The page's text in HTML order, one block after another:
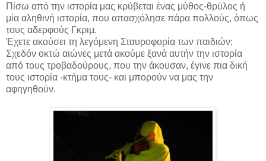
Πίσω από την ιστορία μας κρύβεται ένας μύθος-θρύλος ή
μία αληθινή ιστορία, που απασχόλησε πάρα πολλούς, όπως
τους αδερφούς Γκριμ.
Έχετε ακούσει τη λεγόμενη Σταυροφορία των παιδιών;
Σχεδόν οκτώ αιώνες μετά ακούμε ξανά αυτήν την ιστορία
από τους τροβαδούρους, που την άκουσαν, έγινε πια δική
τους ιστορία -κτήμα τους- και μπορούν να μας την
αφηγηθούν.